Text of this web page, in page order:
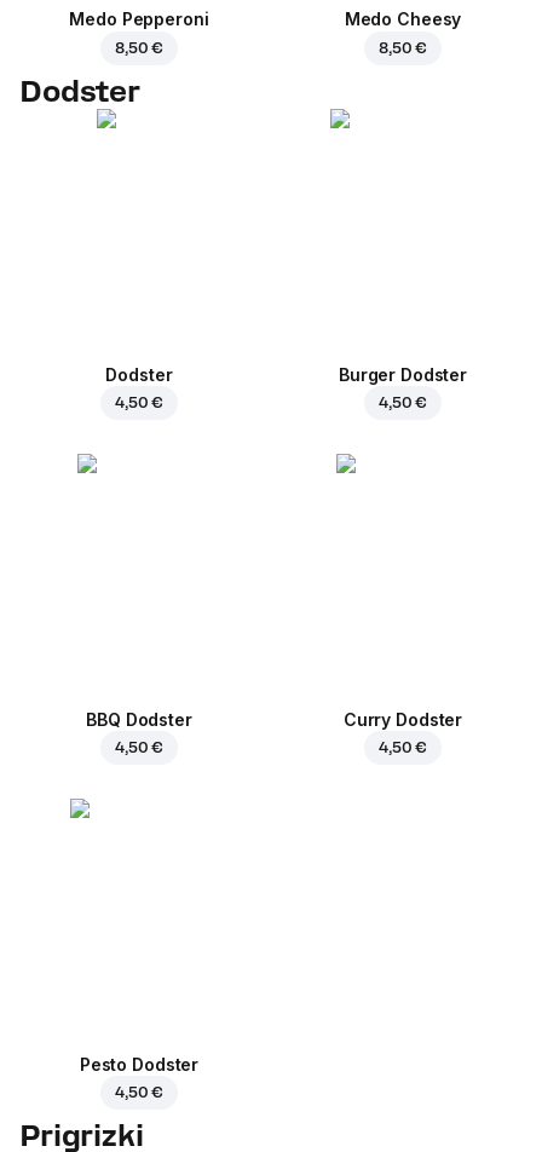
Medo Pepperoni
8,50 €
Medo Cheesy
8,50 €
Dodster
Dodster
4,50 €
Burger Dodster
4,50 €
BBQ Dodster
4,50 €
Curry Dodster
4,50 €
Pesto Dodster
4,50 €
Prigrizki